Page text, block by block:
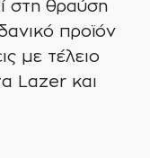
στη θραύση
προϊόν
με τέλειο
Lazer και